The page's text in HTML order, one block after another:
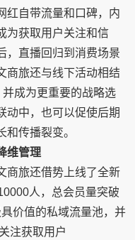
红自带流量和口碑，内
为获取用户关注和信
，直播回归到消费场景
商旅还与线下活动相结
并成为更重要的战略选
动中，也可以促使后期
传播裂变。
维管理
商旅还借势上线了全新
人，总会员量突破
价值的私域流量池，并
注获取用户